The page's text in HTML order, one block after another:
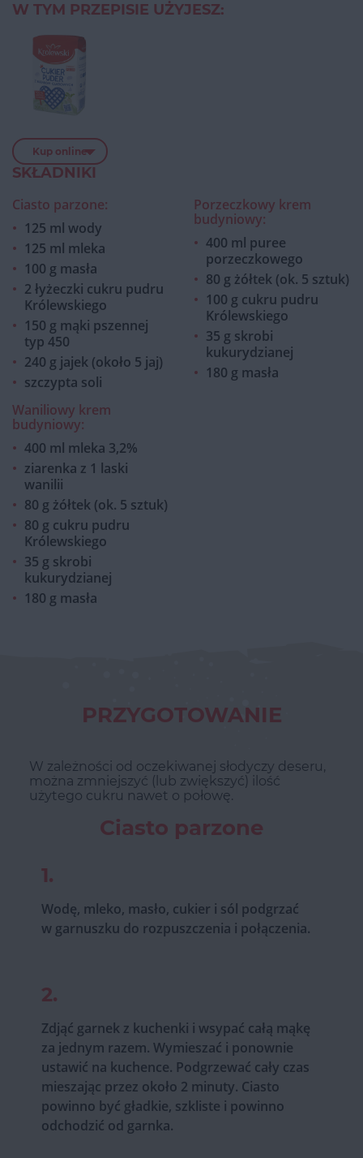
W TYM PRZEPISIE UŻYJESZ:
Kup online
SKŁADNIKI
Ciasto parzone:
125 ml wody
125 ml mleka
100 g masła
2 łyżeczki cukru pudru
Królewskiego
150 g mąki pszennej
typ 450
240 g jajek (około 5 jaj)
szczypta soli
Porzeczkowy krem
budyniowy:
400 ml puree
porzeczkowego
80 g żółtek (ok. 5 sztuk)
100 g cukru pudru
Królewskiego
35 g skrobi
kukurydzianej
180 g masła
Waniliowy krem
budyniowy:
400 ml mleka 3,2%
ziarenka z 1 laski
wanilii
80 g żółtek (ok. 5 sztuk)
80 g cukru pudru
Królewskiego
35 g skrobi
kukurydzianej
180 g masła
PRZYGOTOWANIE
W zależności od oczekiwanej słodyczy deseru,
można zmniejszyć (lub zwiększyć) ilość
użytego cukru nawet o połowę.
Ciasto parzone
1.
Wodę, mleko, masło, cukier i sól podgrzać
w garnuszku do rozpuszczenia i połączenia.
2.
Zdjąć garnek z kuchenki i wsypać całą mąkę
za jednym razem. Wymieszać i ponownie
ustawić na kuchence. Podgrzewać cały czas
mieszając przez około 2 minuty. Ciasto
powinno być gładkie, szkliste i powinno
odchodzić od garnka.